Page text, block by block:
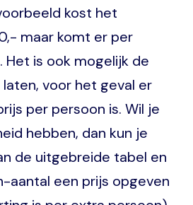
kost het
maar komt er per
Het is ook mogelijk de
voor het geval er
per persoon is. Wil je
hebben, dan kun je
de uitgebreide tabel en
aantal een prijs opgeven